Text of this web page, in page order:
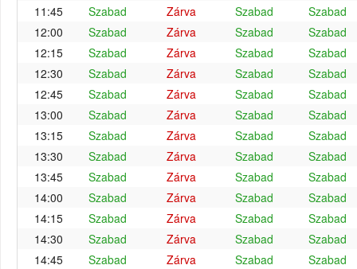
11:45
Szabad Zárva Szabad
Szabad
12:00
Szabad Zárva Szabad
Szabad
12:15
Szabad Zárva Szabad
Szabad
12:30
Szabad Zárva Szabad
Szabad
12:45
Szabad Zárva Szabad
Szabad
13:00
Szabad Zárva Szabad
Szabad
13:15
Szabad Zárva Szabad
Szabad
13:30
Szabad Zárva Szabad
Szabad
13:45
Szabad Zárva Szabad
Szabad
14:00
Szabad Zárva Szabad
Szabad
14:15
Szabad Zárva Szabad
Szabad
14:30
Szabad Zárva Szabad
Szabad
14:45
Szabad Zárva Szabad
Szabad